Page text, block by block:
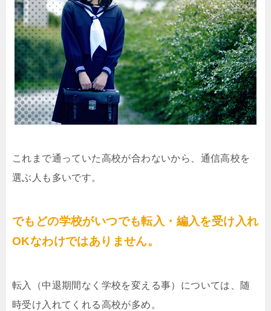
これまで通っていた高校が合わないから、通信高校を
選ぶ人も多いです。
でもどの学校がいつでも転入・編入を受け入れ
OKなわけではありません。
転入（中退期間なく学校を変える事）については、随
時受け入れてくれる高校が多め。